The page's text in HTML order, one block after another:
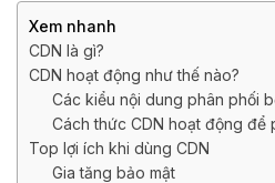
Xem nhanh
CDN là gì?
CDN hoạt động như thế nào?
Các kiểu nội dung phân phối
Cách thức CDN hoạt động để
Top lợi ích khi dùng CDN
Gia tăng bảo mật